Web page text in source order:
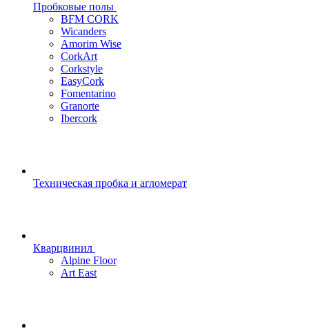
Пробковые полы
BFM CORK
Wicanders
Amorim Wise
CorkArt
Corkstyle
EasyCork
Fomentarino
Granorte
Ibercork
Техническая пробка и агломерат
Кварцвинил
Alpine Floor
Art East